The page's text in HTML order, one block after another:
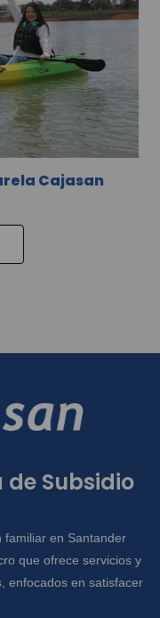
Cajasan
Subsidio
familiar en Santander
que ofrece servicios y
enfocados en satisfacer